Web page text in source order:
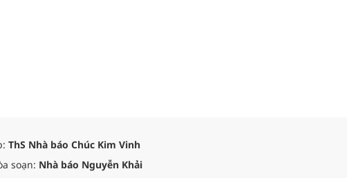
ThS Nhà báo Chúc Kim Vinh
soạn: Nhà báo Nguyễn Khải